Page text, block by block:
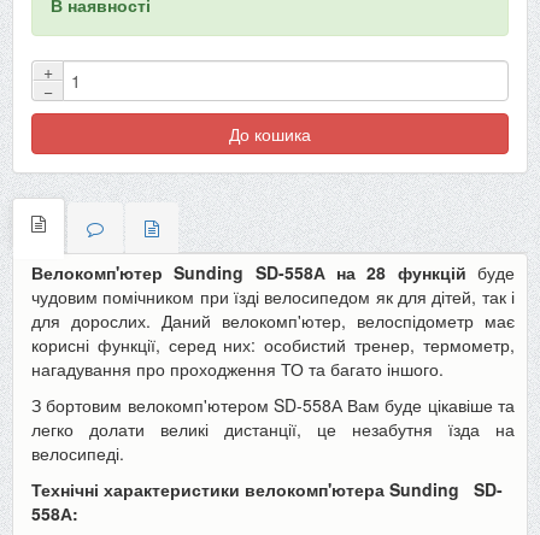
+
−
До кошика
Велокомп'ютер Sunding SD-558А на 28 функцій буде
чудовим помічником при їзді велосипедом як для дітей, так і
для дорослих. Даний велокомп'ютер, велоспідометр має
корисні функції, серед них: особистий тренер, термометр,
нагадування про проходження ТО та багато іншого.
З бортовим велокомп'ютером SD-558А Вам буде цікавіше та
легко долати великі дистанції, це незабутня їзда на
велосипеді.
Технічні характеристики велокомп'ютера Sunding
SD-
558А: